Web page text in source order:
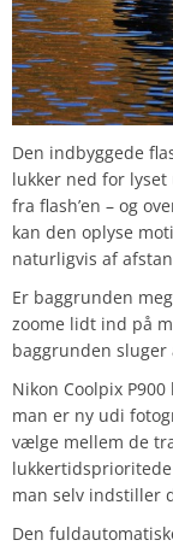
Den indbyggede
lukker ned for
fra flash’en – og
kan den oplyse
naturligvis af
Er baggrunden
zoome lidt ind på
baggrunden
Nikon Coolpix
man er ny udi
vælge mellem de
man selv indstiller
Den